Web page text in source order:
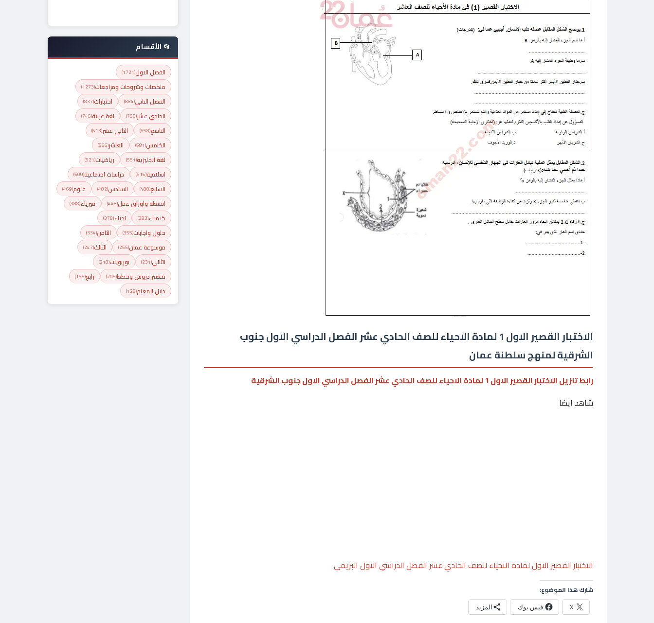
الاختبار القصير الاول 1 لمادة الاحياء للصف الحادي عشر الفصل الدراسي الاول جنوب
الشرقية لمنهج سلطنة عمان
رابط تنزيل الاختبار القصير الاول 1 لمادة الاحياء للصف الحادي عشر الفصل الدراسي الاول جنوب الشرقية
شاهد ايضا
الاختبار القصير الاول لمادة الاحياء للصف الحادي عشر الفصل الدراسي الاول البريمي
شارك هذا الموضوع:
X فيس بوك المزيد
📂 الأقسام
الفصل الاول(1721)
ملخصات وشروحات ومراجعات(1273)
الفصل الثاني(884) اختبارات(837)
الحادي عشر(750) لغة عربية(745)
التاسع(658) الثاني عشر(613)
الخامس(581) العاشر(566)
لغة انجليزية(551) رياضيات(521)
اسلامية(516) دراسات اجتماعية(500)
السابع(488) السادس(482) علوم(469)
انشطة واوراق عمل(448) فيزياء(388)
كيمياء(383) احياء(378)
حلول واجابات(355) الثامن(334)
موسوعة عمان(255) الثالث(247)
الثاني(231) بوربوينت(218)
تحضير دروس وخطط(205) رابع(155)
دليل المعلم(128)